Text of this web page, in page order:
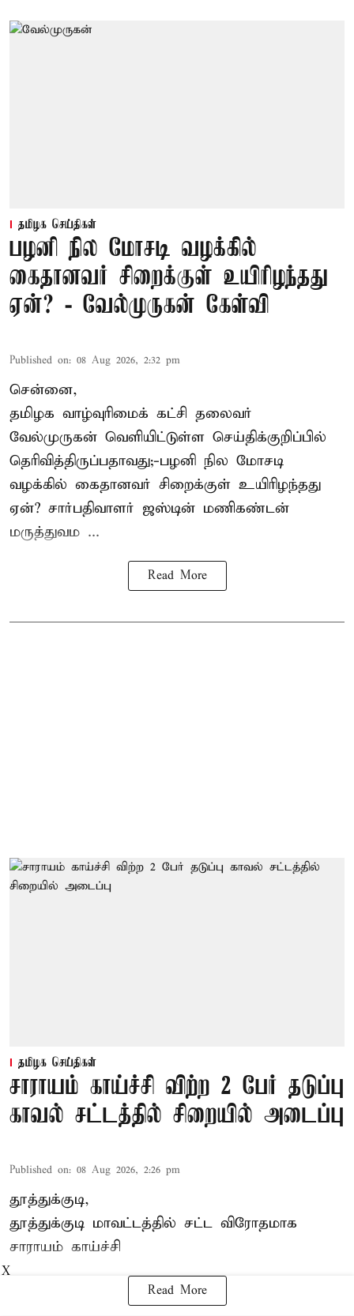
தமிழக செய்திகள்
பழனி நில மோசடி வழக்கில்
கைதானவர் சிறைக்குள் உயிரிழந்தது
ஏன்? - வேல்முருகன் கேள்வி
Published on: 08 Aug 2026, 2:32 pm
சென்னை,
தமிழக வாழ்வுரிமைக் கட்சி தலைவர்
வேல்முருகன் வெளியிட்டுள்ள செய்திக்குறிப்பில்
தெரிவித்திருப்பதாவது;-பழனி நில மோசடி
வழக்கில் கைதானவர் சிறைக்குள் உயிரிழந்தது
ஏன்? சார்பதிவாளர் ஜஸ்டின் மணிகண்டன்
மருத்துவம ...
Read More
தமிழக செய்திகள்
சாராயம் காய்ச்சி விற்ற 2 பேர் தடுப்பு
காவல் சட்டத்தில் சிறையில் அடைப்பு
Published on: 08 Aug 2026, 2:26 pm
தூத்துக்குடி,
தூத்துக்குடி மாவட்டத்தில் சட்ட விரோதமாக
சாராயம் காய்ச்சி
Read More
X